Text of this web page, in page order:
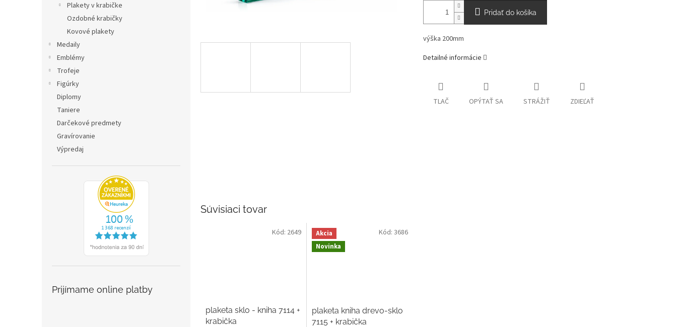
Plakety v krabičke
Ozdobné krabičky
Kovové plakety
Medaily
Emblémy
Trofeje
Figúrky
Diplomy
Taniere
Darčekové predmety
Gravírovanie
Výpredaj
Prijímame online platby
Pridať do košíka
výška 200mm
Detailné informácie
TLAČ OPÝTAŤ SA STRÁŽIŤ ZDIEĽAŤ
Súvisiaci tovar
plaketa sklo - kniha 7114 +
krabička
Kód: 2649
Akcia
Novinka
plaketa kniha drevo-sklo
7115 + krabička
Kód: 3686